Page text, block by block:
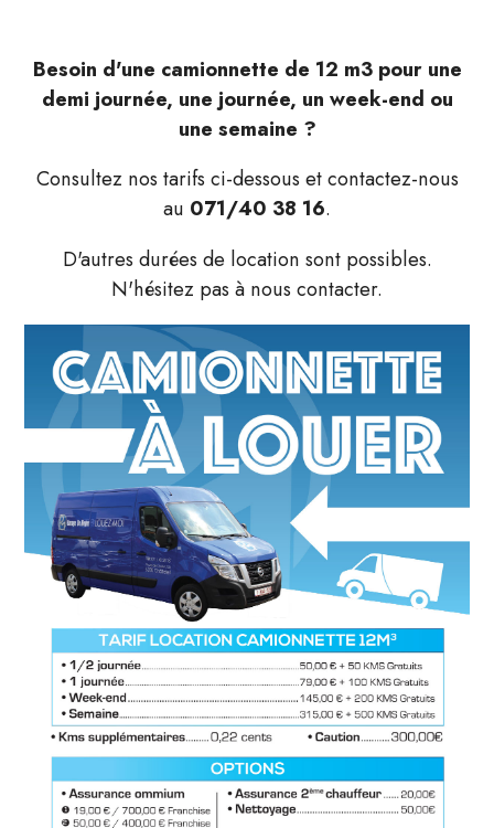
Besoin d'une camionnette de 12 m3 pour une
demi journée, une journée, un week-end ou
une semaine ?
Consultez nos tarifs ci-dessous et contactez-nous
au 071/40 38 16.
D'autres durées de location sont possibles.
N'hésitez pas à nous contacter.